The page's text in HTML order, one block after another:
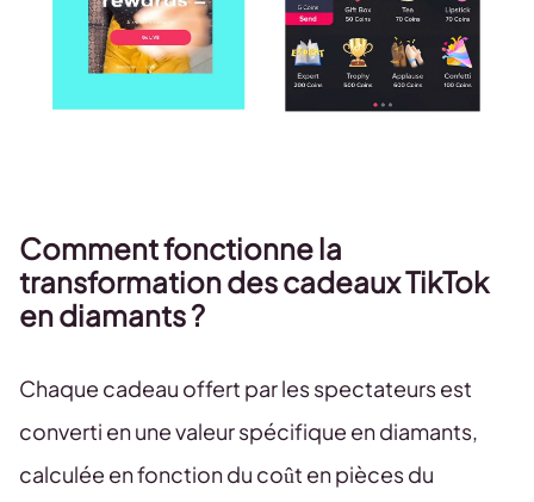
Comment fonctionne la
transformation des cadeaux TikTok
en diamants ?
Chaque cadeau offert par les spectateurs est
converti en une valeur spécifique en diamants,
calculée en fonction du coût en pièces du